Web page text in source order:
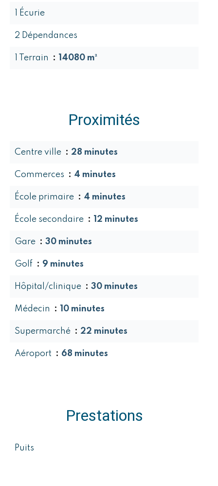
1 Écurie
2 Dépendances
1 Terrain 14080 m²
Proximités
Centre ville 28 minutes
Commerces 4 minutes
École primaire 4 minutes
École secondaire 12 minutes
Gare 30 minutes
Golf 9 minutes
Hôpital/clinique 30 minutes
Médecin 10 minutes
Supermarché 22 minutes
Aéroport 68 minutes
Prestations
Puits